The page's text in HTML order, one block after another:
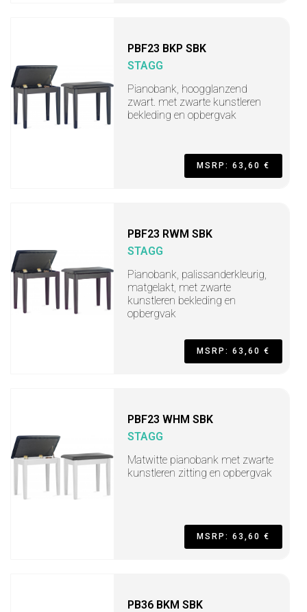
PBF23 BKP SBK
STAGG
Pianobank, hoogglanzend
zwart. met zwarte kunstleren
bekleding en opbergvak
MSRP: 63,60 €
PBF23 RWM SBK
STAGG
Pianobank, palissanderkleurig,
matgelakt, met zwarte
kunstleren bekleding en
opbergvak
MSRP: 63,60 €
PBF23 WHM SBK
STAGG
Matwitte pianobank met zwarte
kunstleren zitting en opbergvak
MSRP: 63,60 €
PB36 BKM SBK